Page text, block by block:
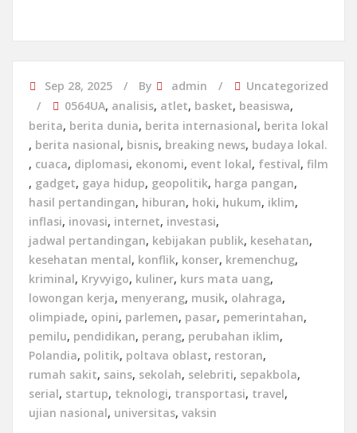
Sep 28, 2025 By admin
Uncategorized
0564UA, analisis, atlet, basket, beasiswa,
berita, berita dunia, berita internasional, berita lokal
, berita nasional, bisnis, breaking news, budaya lokal.
, cuaca, diplomasi, ekonomi, event lokal, festival, film
, gadget, gaya hidup, geopolitik, harga pangan,
hasil pertandingan, hiburan, hoki, hukum, iklim,
inflasi, inovasi, internet, investasi,
jadwal pertandingan, kebijakan publik, kesehatan,
kesehatan mental, konflik, konser, kremenchug,
kriminal, Kryvyigo, kuliner, kurs mata uang,
lowongan kerja, menyerang, musik, olahraga,
olimpiade, opini, parlemen, pasar, pemerintahan,
pemilu, pendidikan, perang, perubahan iklim,
Polandia, politik, poltava oblast, restoran,
rumah sakit, sains, sekolah, selebriti, sepakbola,
serial, startup, teknologi, transportasi, travel,
ujian nasional, universitas, vaksin